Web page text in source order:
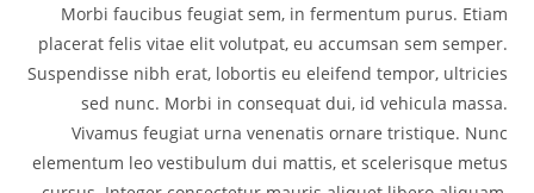
Morbi faucibus feugiat sem, in fermentum purus. Etiam
placerat felis vitae elit volutpat, eu accumsan sem semper.
Suspendisse nibh erat, lobortis eu eleifend tempor, ultricies
sed nunc. Morbi in consequat dui, id vehicula massa.
Vivamus feugiat urna venenatis ornare tristique. Nunc
elementum leo vestibulum dui mattis, et scelerisque metus